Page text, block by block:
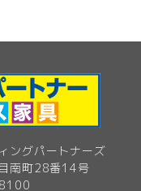
ングパートナーズ
南町28番14号